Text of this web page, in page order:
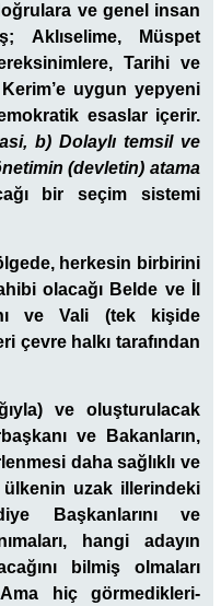
ve genel insan
Aklıselime, Müspet
Tarihi ve
uygun yepyeni
esaslar içerir.
b) Dolaylı temsil ve
(devletin) atama
bir seçim sistemi
herkesin birbirini
olacağı Belde ve İl
ve Vali (tek kişide
çevre halkı tarafından
ve oluşturulacak
ve Bakanların,
daha sağlıklı ve
ülkenin uzak illerindeki
Başkanlarını ve
hangi adayın
bilmiş olmaları
hiç görmedikleri-